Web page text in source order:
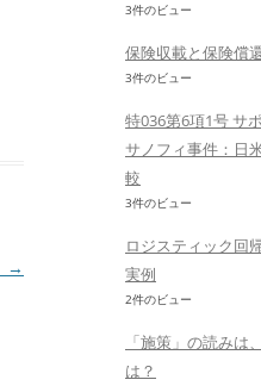
→
3件のビュー
保険収載と保険償
3件のビュー
特036第6項1号 サ
サノフィ事件：日
較
3件のビュー
ロジスティック回
実例
2件のビュー
「施策」の読みは
は？